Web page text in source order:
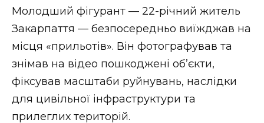
Молодший фігурант — 22-річний житель
Закарпаття — безпосередньо виїжджав на
місця «прильотів». Він фотографував та
знімав на відео пошкоджені об’єкти,
фіксував масштаби руйнувань, наслідки
для цивільної інфраструктури та
прилеглих територій.